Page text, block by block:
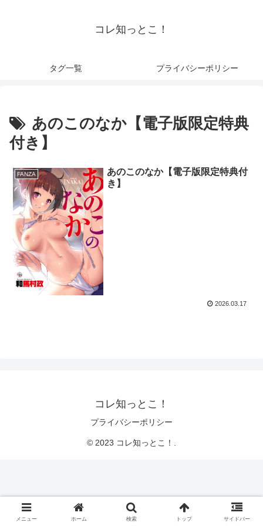
コレ知っとこ！
タグ一覧 プライバシーポリシー
あのこのなか【電子版限定特典
付き】
FANZA
あのこのなか【電子版限定特典付
き】
2026.03.17
コレ知っとこ！
プライバシーポリシー
© 2023 コレ知っとこ！.
メニュー ホーム 検索 トップ サイドバー